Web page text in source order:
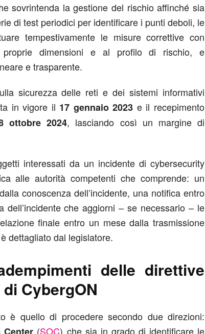
sovrintenda la gestione del rischio affinché sia
di test periodici per identificare i punti deboli, le
tempestivamente le misure correttive con
proprie dimensioni e al profilo di rischio, e
e trasparente.
sicurezza delle reti e dei sistemi informativi
in vigore il 17 gennaio 2023 e il recepimento
ottobre 2024, lasciando così un margine di
interessati da un incidente di cybersecurity
alle autorità competenti che comprende: un
conoscenza dell’incidente, una notifica entro
che aggiorni – se necessario – le
finale entro un mese dalla trasmissione
dettagliato dal legislatore.
delle direttive
CybergON
è quello di procedere secondo due direzioni:
(SOC) che sia in grado di identificare le